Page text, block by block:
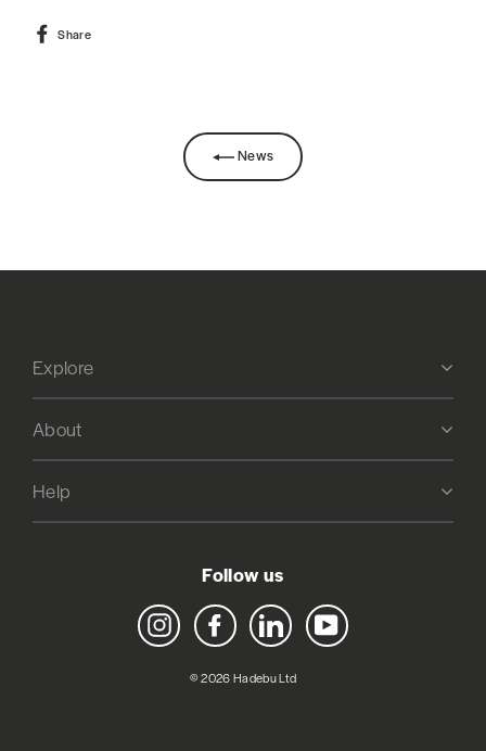
Share
News
Explore
About
Help
Follow us
Instagram FacebookLinkedIn YouTube
© 2026 Hadebu Ltd